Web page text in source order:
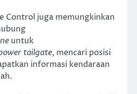
Control juga memungkinkan
untuk
tailgate, mencari posisi
informasi kendaraan